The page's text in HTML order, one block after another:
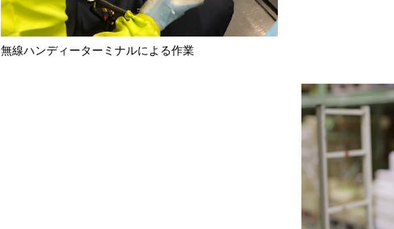
無線ハンディーターミナルによる作業